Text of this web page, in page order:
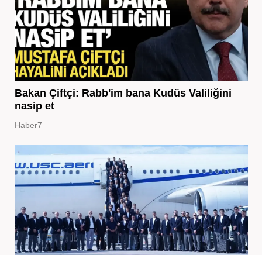
Bakan Çiftçi: Rabb'im bana Kudüs Valiliğini
nasip et
Haber7